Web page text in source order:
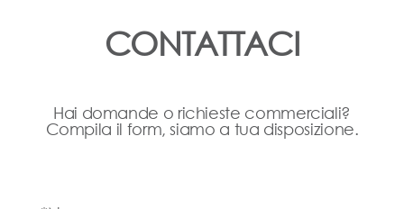
CONTATTACI
Hai domande o richieste commerciali?
Compila il form, siamo a tua disposizione.